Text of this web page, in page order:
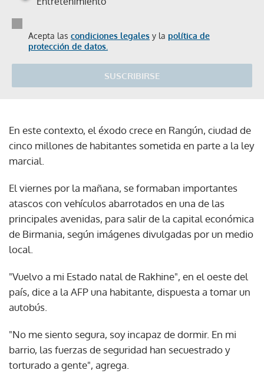
Acepta las condiciones legales y la política de
protección de datos.
SUSCRIBIRSE
En este contexto, el éxodo crece en Rangún, ciudad de
cinco millones de habitantes sometida en parte a la ley
marcial.
El viernes por la mañana, se formaban importantes
atascos con vehículos abarrotados en una de las
principales avenidas, para salir de la capital económica
de Birmania, según imágenes divulgadas por un medio
local.
"Vuelvo a mi Estado natal de Rakhine", en el oeste del
país, dice a la AFP una habitante, dispuesta a tomar un
autobús.
"No me siento segura, soy incapaz de dormir. En mi
barrio, las fuerzas de seguridad han secuestrado y
torturado a gente", agrega.